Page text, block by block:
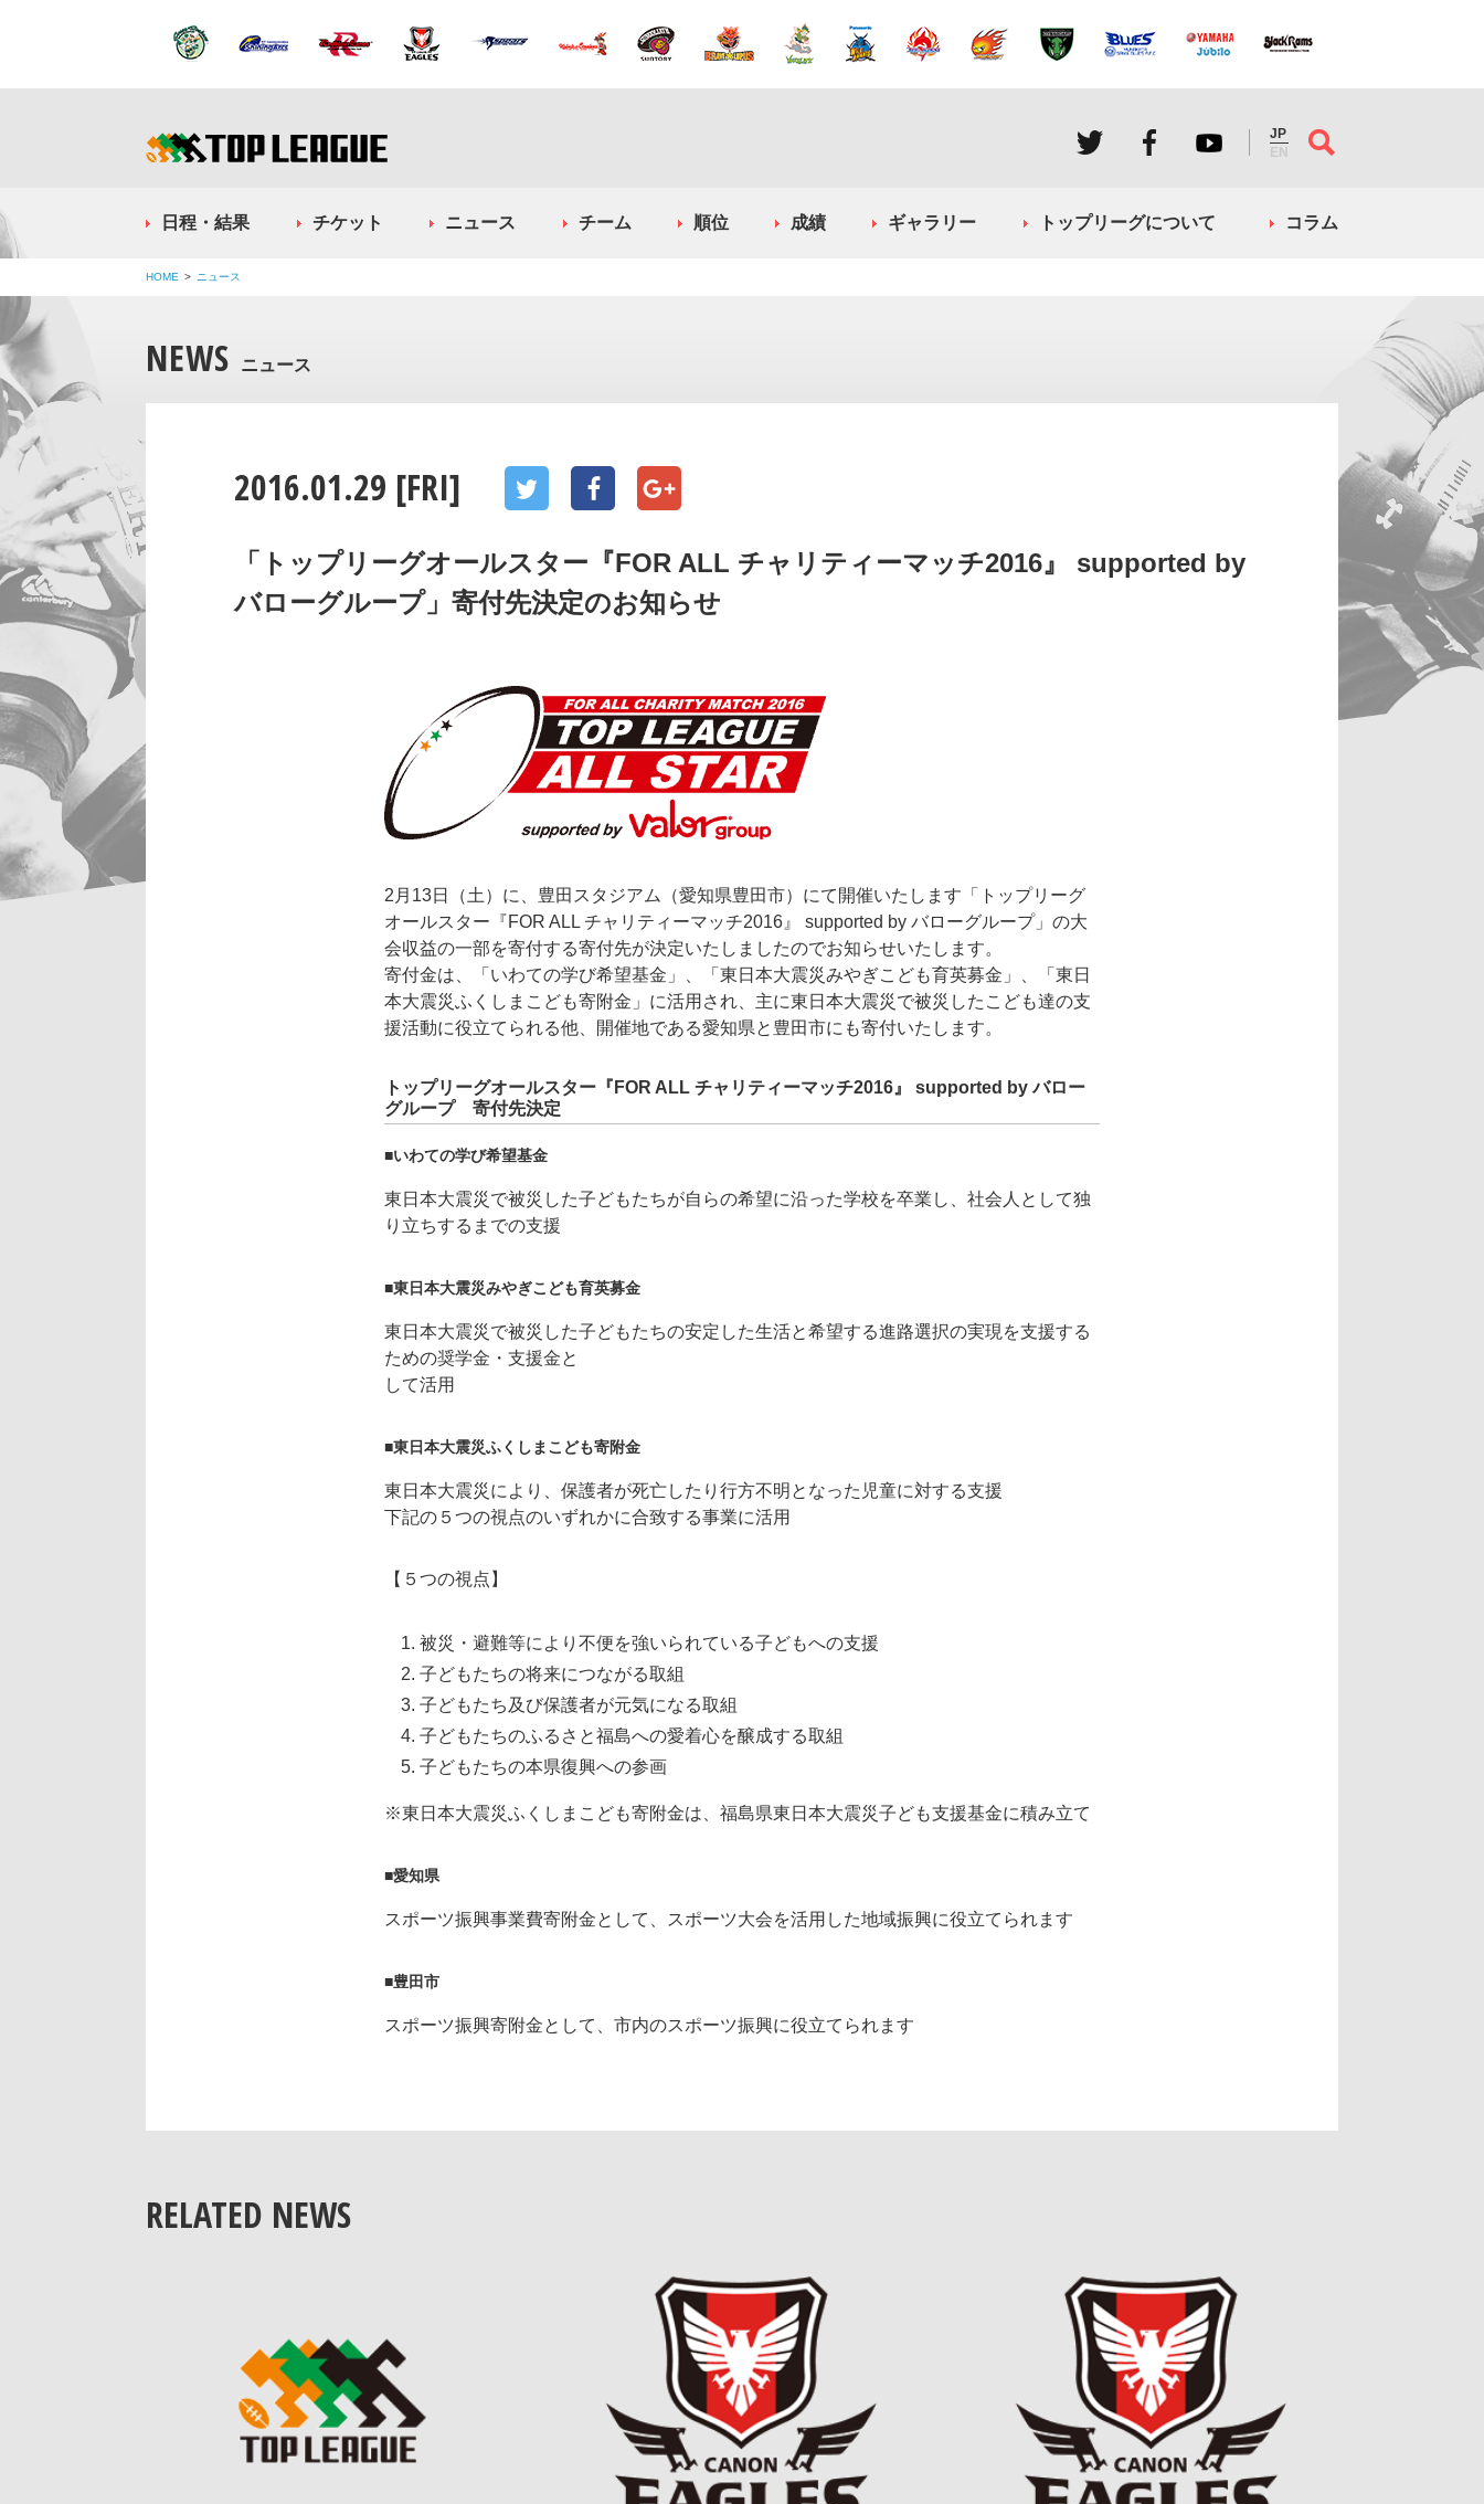
JP
EN
日程・結果 チケット ニュース チーム 順位 成績 ギャラリー トップリーグについて コラム
HOME ニュース
NEWS ニュース
2016.01.29 [FRI]
「トップリーグオールスター『FOR ALL チャリティーマッチ2016』 supported by
バローグループ」寄付先決定のお知らせ
2月13日（土）に、豊田スタジアム（愛知県豊田市）にて開催いたします「トップリーグ
オールスター『FOR ALL チャリティーマッチ2016』 supported by バローグループ」の大
会収益の一部を寄付する寄付先が決定いたしましたのでお知らせいたします。
寄付金は、「いわての学び希望基金」、「東日本大震災みやぎこども育英募金」、「東日
本大震災ふくしまこども寄附金」に活用され、主に東日本大震災で被災したこども達の支
援活動に役立てられる他、開催地である愛知県と豊田市にも寄付いたします。
トップリーグオールスター『FOR ALL チャリティーマッチ2016』 supported by バロー
グループ 寄付先決定
■いわての学び希望基金
東日本大震災で被災した子どもたちが自らの希望に沿った学校を卒業し、社会人として独
り立ちするまでの支援
■東日本大震災みやぎこども育英募金
東日本大震災で被災した子どもたちの安定した生活と希望する進路選択の実現を支援する
ための奨学金・支援金と
して活用
■東日本大震災ふくしまこども寄附金
東日本大震災により、保護者が死亡したり行方不明となった児童に対する支援
下記の５つの視点のいずれかに合致する事業に活用
【５つの視点】
被災・避難等により不便を強いられている子どもへの支援
子どもたちの将来につながる取組
子どもたち及び保護者が元気になる取組
子どもたちのふるさと福島への愛着心を醸成する取組
子どもたちの本県復興への参画
※東日本大震災ふくしまこども寄附金は、福島県東日本大震災子ども支援基金に積み立て
■愛知県
スポーツ振興事業費寄附金として、スポーツ大会を活用した地域振興に役立てられます
■豊田市
スポーツ振興寄附金として、市内のスポーツ振興に役立てられます
RELATED NEWS